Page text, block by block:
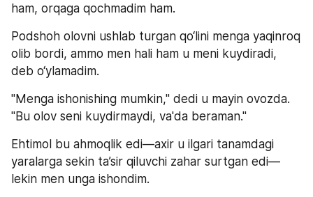
ham, orqaga qochmadim ham.
Podshoh olovni ushlab turgan qo‘lini menga yaqinroq
olib bordi, ammo men hali ham u meni kuydiradi,
deb o‘ylamadim.
"Menga ishonishing mumkin," dedi u mayin ovozda.
"Bu olov seni kuydirmaydi, va'da beraman."
Ehtimol bu ahmoqlik edi—axir u ilgari tanamdagi
yaralarga sekin ta’sir qiluvchi zahar surtgan edi—
lekin men unga ishondim.